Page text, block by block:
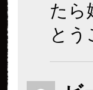
たら
とう